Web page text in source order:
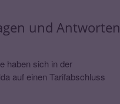
und Antworten
haben sich in der
auf einen Tarifabschluss